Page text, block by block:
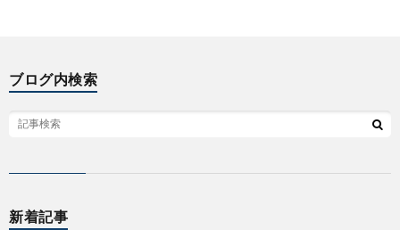
ブログ内検索
新着記事